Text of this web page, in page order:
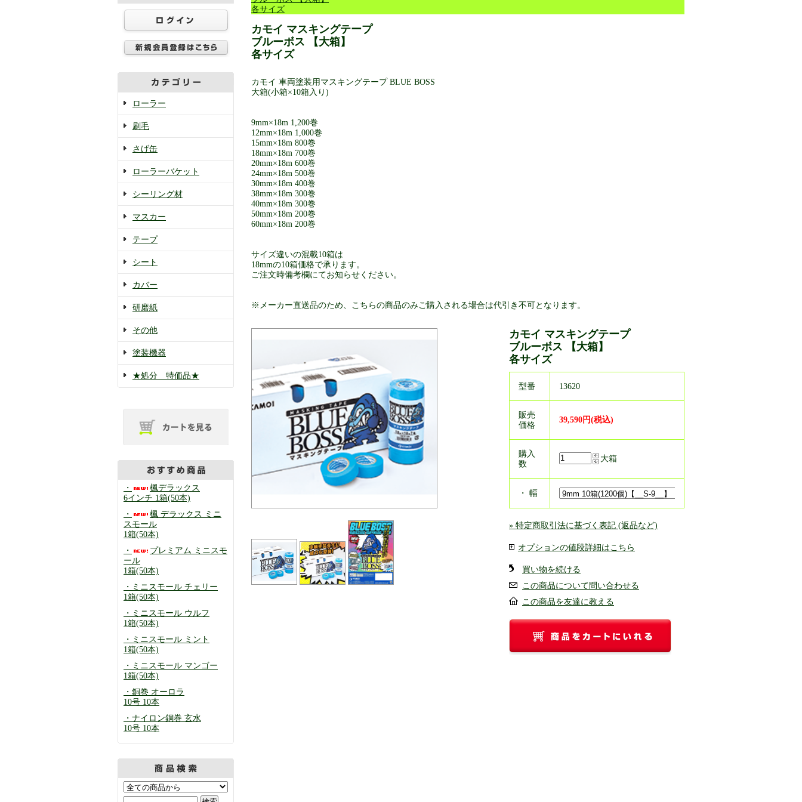
ローラー
刷毛
さげ缶
ローラーバケット
シーリング材
マスカー
テープ
シート
カバー
研磨紙
その他
塗装機器
★処分 特価品★
・
楓デラックス
6インチ 1箱(50本)
・
楓 デラックス ミニ
スモール
1箱(50本)
・
プレミアム ミニスモ
ール
1箱(50本)
・ミニスモール チェリー
1箱(50本)
・ミニスモール ウルフ
1箱(50本)
・ミニスモール ミント
1箱(50本)
・ミニスモール マンゴー
1箱(50本)
・銅巻 オーロラ
10号 10本
・ナイロン銅巻 玄水
10号 10本
各サイズ
カモイ マスキングテープ
ブルーボス 【大箱】
各サイズ
カモイ 車両塗装用マスキングテープ BLUE BOSS
大箱(小箱×10箱入り)
9mm×18m 1,200巻
12mm×18m 1,000巻
15mm×18m 800巻
18mm×18m 700巻
20mm×18m 600巻
24mm×18m 500巻
30mm×18m 400巻
38mm×18m 300巻
40mm×18m 300巻
50mm×18m 200巻
60mm×18m 200巻
サイズ違いの混載10箱は
18mmの10箱価格で承ります。
ご注文時備考欄にてお知らせください。
※メーカー直送品のため、こちらの商品のみご購入される場合は代引き不可となります。
カモイ マスキングテープ
ブルーボス 【大箱】
各サイズ
型番 13620
販売
価格
39,590円(税込)
購入
数
大箱
・ 幅
» 特定商取引法に基づく表記 (返品など)
オプションの値段詳細はこちら
買い物を続ける
この商品について問い合わせる
この商品を友達に教える